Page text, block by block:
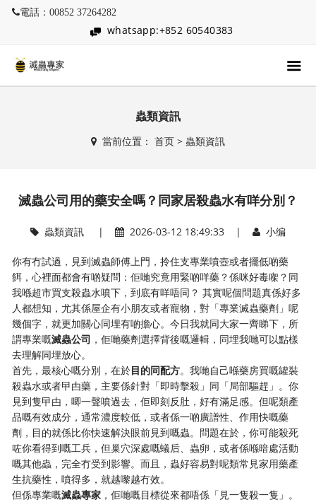
電話：00852 37264282
whatsapp:+852 60540383
蟲類資訊
當前位置： 首页> 蟲類資訊
滅蟲公司用的藥安全嗎？同家居殺蟲水有咩分別？
蟲類資訊| 2026-03-12 18:49:33 | 小编
你有冇試過，見到滅蟲師傅上門，拎住支專業噴壺或者擺低啲藥
餌，心裡面都會有啲疑問：佢哋究竟用緊啲咩藥？係咪好毒㗎？同
我喺超市買支殺蟲水噴下，到底有咩唔同？ 其實呢個問題真係好多
人都想知，尤其係屋企有小朋友或者寵物，對「專業滅蟲藥劑」呢
幾個字，就更加關心同埋有啲擔心。今日我就同大家一齊睇下，所
謂專業嘅滅蟲公司 ，佢哋藥劑選擇背後嘅邏輯，同埋我哋可以點樣
去理解同埋放心。
首先，最核心嘅分別，在於目的同配方。我哋自己喺藥房買嘅罐裝
殺蟲水或者曱甴藥，主要係針對「即時擊殺」同「局部驅趕」。你
見到隻曱甴，唧一聲噴過去，佢即刻反肚，好有滿足感。但呢類產
品嘅有效成分，通常濃度較低，或者係一啲廣譜性、作用快嘅藥
劑，目的就係比你快速解決眼前見到嘅蟲。問題在於，你可能殺死
咗你看得到嘅工兵，但巢穴深處嘅蟻后、蟲卵，或者係喺暗處活動
嘅其他蟲，完全冇受到影響。而且，蟲好容易對呢類常見家用藥產
生抗藥性，噴得多，就越嚟越冇效。
但係專業嘅滅蟲專家 ，佢哋嘅目標從來都唔係「見一隻殺一隻」。